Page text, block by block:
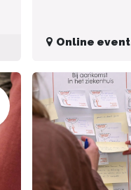
Online event